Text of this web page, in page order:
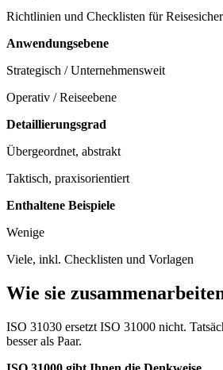
Richtlinien und Checklisten für
Anwendungsebene
Strategisch / Unternehmensweit
Operativ / Reiseebene
Detaillierungsgrad
Übergeordnet, abstrakt
Taktisch, praxisorientiert
Enthaltene Beispiele
Wenige
Viele, inkl. Checklisten und Vorlagen
Wie sie
ISO 31030 ersetzt ISO 31000 nicht.
besser als Paar.